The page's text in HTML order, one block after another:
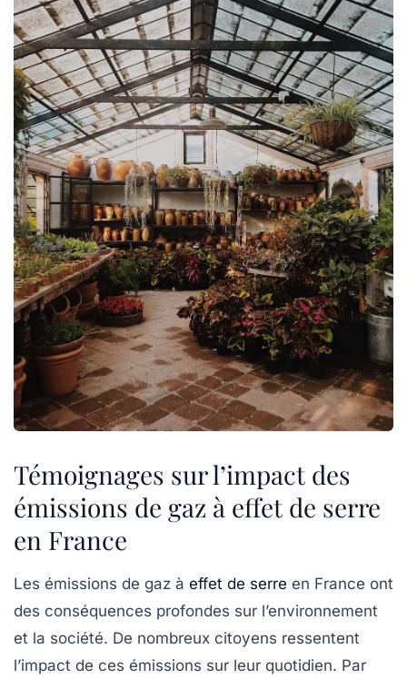
Témoignages sur l’impact des
émissions de gaz à effet de serre
en France
Les émissions de gaz à effet de serre en France ont
des conséquences profondes sur l’environnement
et la société. De nombreux citoyens ressentent
l’impact de ces émissions sur leur quotidien. Par